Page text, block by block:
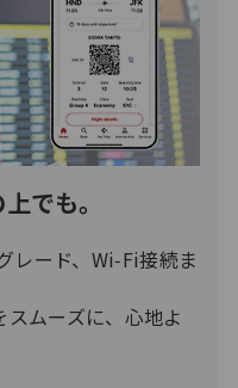
でも。
レード、Wi‑Fi接続ま
スムーズに、心地よ